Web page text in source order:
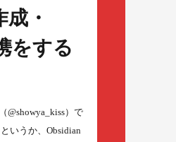
・
をする
@showya_kiss）で
いうか、Obsidian